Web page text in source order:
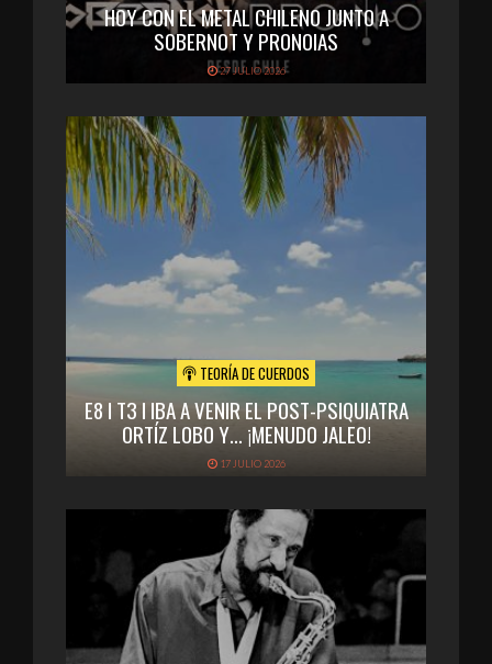
HOY CON EL METAL CHILENO JUNTO A
SOBERNOT Y PRONOIAS
27 JULIO 2026
TEORÍA DE CUERDOS
E8 I T3 I IBA A VENIR EL POST-PSIQUIATRA
ORTÍZ LOBO Y… ¡MENUDO JALEO!
17 JULIO 2026